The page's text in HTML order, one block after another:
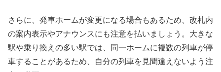
さらに、発車ホームが変更になる場合もあるため、改札内
の案内表示やアナウンスにも注意を払いましょう。大きな
駅や乗り換えの多い駅では、同一ホームに複数の列車が停
車することがあるため、自分の列車を見間違えないよう注